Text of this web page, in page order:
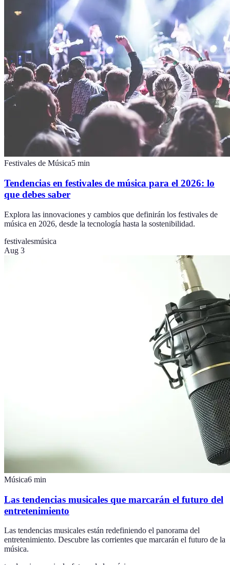
Festivales de Música5 min
Tendencias en festivales de música para el 2026: lo
que debes saber
Explora las innovaciones y cambios que definirán los festivales de
música en 2026, desde la tecnología hasta la sostenibilidad.
festivalesmúsica
Aug 3
Música6 min
Las tendencias musicales que marcarán el futuro del
entretenimiento
Las tendencias musicales están redefiniendo el panorama del
entretenimiento. Descubre las corrientes que marcarán el futuro de la
música.